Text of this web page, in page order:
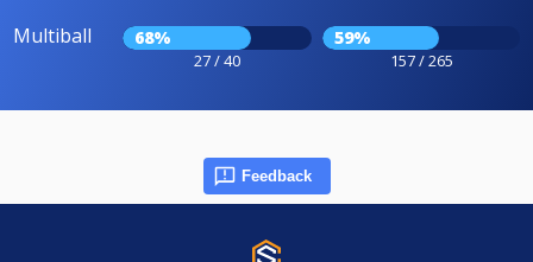
Multiball 68%
27 / 40
59%
157 / 265
Feedback